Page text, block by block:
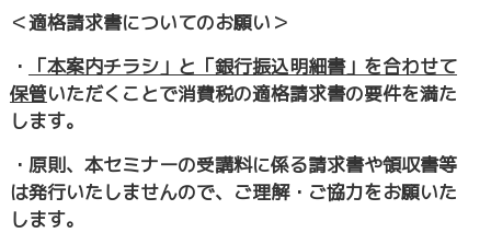
＜適格請求書についてのお願い＞
・
「本案内チラシ」と「銀行振込明細書」を合わせて
保管いただくことで消費税の適格請求書の要件を満た
します。
・原則、本セミナーの受講料に係る請求書や領収書等
は発行いたしませんので、ご理解・ご協力をお願いた
します。